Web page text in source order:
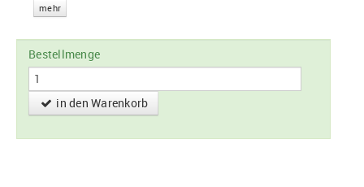
mehr
Bestellmenge
in den Warenkorb